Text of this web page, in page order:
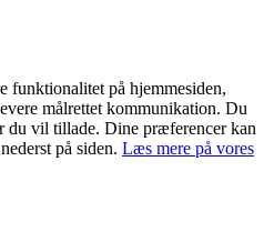
funktionalitet på hjemmesiden,
målrettet kommunikation. Du
vil tillade. Dine præferencer kan
på siden. Læs mere på vores